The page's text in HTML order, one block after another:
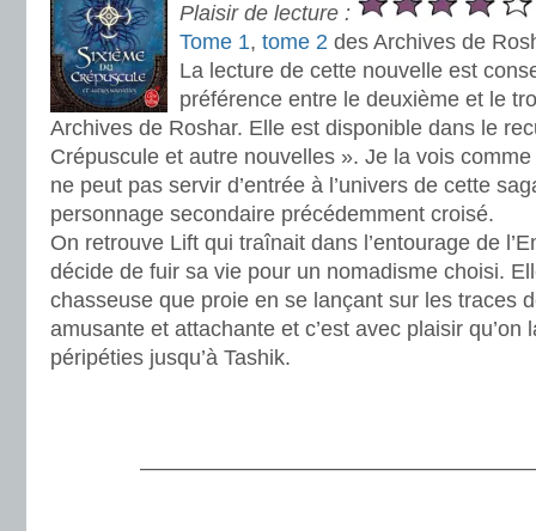
Plaisir de lecture :
Tome 1, tome 2 des Archives de
La lecture de cette nouvelle est
préférence entre le deuxième et le
Archives de Roshar. Elle est disponible dans le
Crépuscule et autre nouvelles ». Je la vois
ne peut pas servir d’entrée à l’univers de cette
personnage secondaire précédemment croisé.
On retrouve Lift qui traînait dans l’entourage de
décide de fuir sa vie pour un nomadisme choisi.
chasseuse que proie en se lançant sur les traces
amusante et attachante et c’est avec plaisir qu’on
péripéties jusqu’à Tashik.